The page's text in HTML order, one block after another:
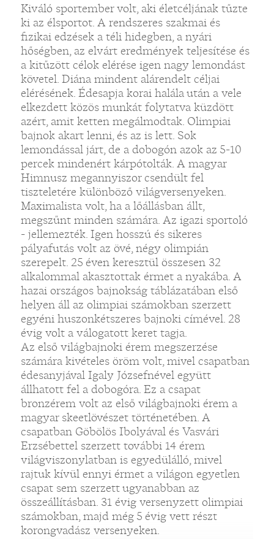
Kiváló sportember volt, aki életcéljának tűzte
ki az élsportot. A rendszeres szakmai és
fizikai edzések a téli hidegben, a nyári
hőségben, az elvárt eredmények teljesítése és
a kitűzött célok elérése igen nagy lemondást
követel. Diána mindent alárendelt céljai
elérésének. Édesapja korai halála után a vele
elkezdett közös munkát folytatva küzdött
azért, amit ketten megálmodtak. Olimpiai
bajnok akart lenni, és az is lett. Sok
lemondással járt, de a dobogón azok az 5-10
percek mindenért kárpótolták. A magyar
Himnusz megannyiszor csendült fel
tiszteletére különböző világversenyeken.
Maximalista volt, ha a lőállásban állt,
megszűnt minden számára. Az igazi sportoló
- jellemezték. Igen hosszú és sikeres
pályafutás volt az övé, négy olimpián
szerepelt. 25 éven keresztül összesen 32
alkalommal akasztottak érmet a nyakába. A
hazai országos bajnokság táblázatában első
helyen áll az olimpiai számokban szerzett
egyéni huszonkétszeres bajnoki címével. 28
évig volt a válogatott keret tagja.
Az első világbajnoki érem megszerzése
számára kivételes öröm volt, mivel csapatban
édesanyjával Igaly Józsefnével együtt
állhatott fel a dobogóra. Ez a csapat
bronzérem volt az első világbajnoki érem a
magyar skeetlövészet történetében. A
csapatban Göbölös Ibolyával és Vasvári
Erzsébettel szerzett további 14 érem
világviszonylatban is egyedülálló, mivel
rajtuk kívül ennyi érmet a világon egyetlen
csapat sem szerzett ugyanabban az
összeállításban. 31 évig versenyzett olimpiai
számokban, majd még 5 évig vett részt
korongvadász versenyeken.